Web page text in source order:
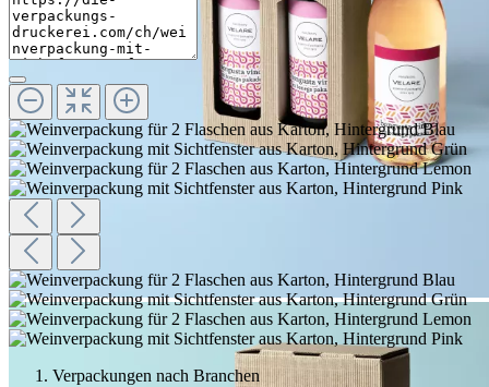
Verpackungen nach Branchen